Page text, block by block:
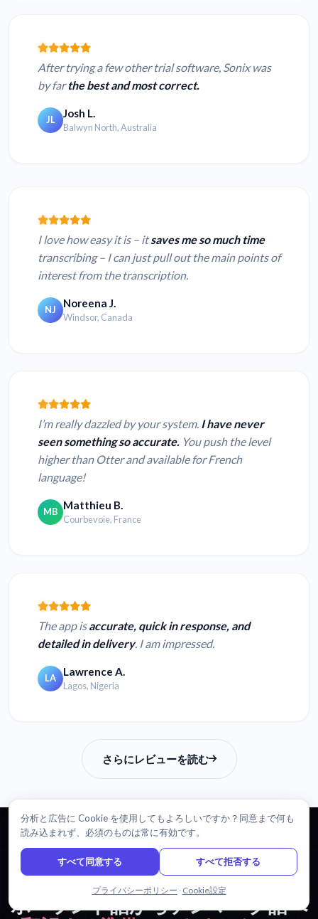
After trying a few other trial software, Sonix was
by farthe best and most correct.
JL Josh L.
Balwyn North, Australia
I love how easy it is – itsaves me so much time
transcribing – I can just pull out the main points of
interest from the transcription.
NJ Noreena J.
Windsor, Canada
I’m really dazzled by your system. I have never
seen something so accurate. You push the level
higher than Otter and available for French
language!
MB Matthieu B.
Courbevoie, France
The app isaccurate, quick in response, and
detailed in delivery. I am impressed.
LA Lawrence A.
Lagos, Nigeria
さらにレビューを読む
ポーランド語からデンマーク語へ
チャットで問い合わせる
分析と広告に Cookie を使用してもよろしいですか？同意まで何も
読み込まれず、必須のものは常に有効です。
すべて同意する すべて拒否する
プライバシーポリシー · Cookie設定